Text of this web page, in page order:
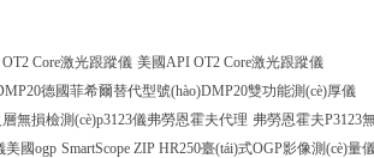
OT2 Core激光跟蹤儀 美國API OT2 Core激光跟蹤儀
德國菲希爾替代型號(hào)DMP20雙功能測(cè)厚儀
無損檢測(cè)p3123儀弗勞恩霍夫代理 弗勞恩霍夫P3123
美國ogp SmartScope ZIP HR250臺(tái)式OGP影像測(cè)量